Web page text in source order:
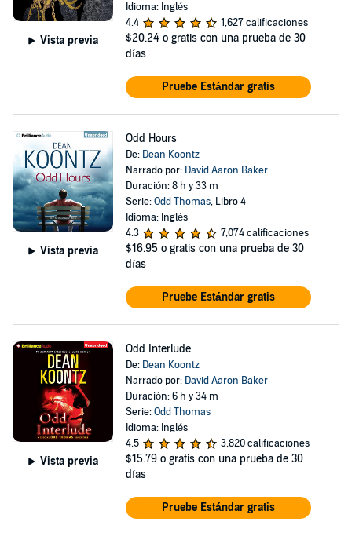
Vista previa
Idioma: Inglés
4.4
1,627 calificaciones
$20.24 o gratis con una prueba de 30
días
Pruebe Estándar gratis
Vista previa
Odd Hours
De: Dean Koontz
Narrado por: David Aaron Baker
Duración: 8 h y 33 m
Serie:Odd Thomas, Libro 4
Idioma: Inglés
4.3
7,074 calificaciones
$16.95 o gratis con una prueba de 30
días
Pruebe Estándar gratis
Vista previa
Odd Interlude
De: Dean Koontz
Narrado por: David Aaron Baker
Duración: 6 h y 34 m
Serie:Odd Thomas
Idioma: Inglés
4.5
3,820 calificaciones
$15.79 o gratis con una prueba de 30
días
Pruebe Estándar gratis